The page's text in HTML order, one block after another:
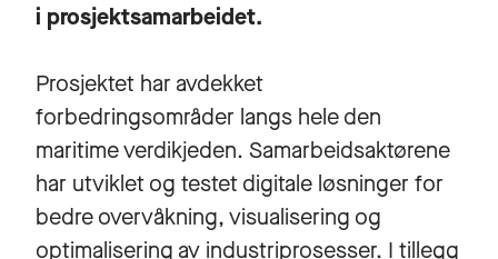
i prosjektsamarbeidet.
Prosjektet har avdekket
forbedringsområder langs hele den
maritime verdikjeden. Samarbeidsaktørene
har utviklet og testet digitale løsninger for
bedre overvåkning, visualisering og
optimalisering av industriprosesser. I tillegg